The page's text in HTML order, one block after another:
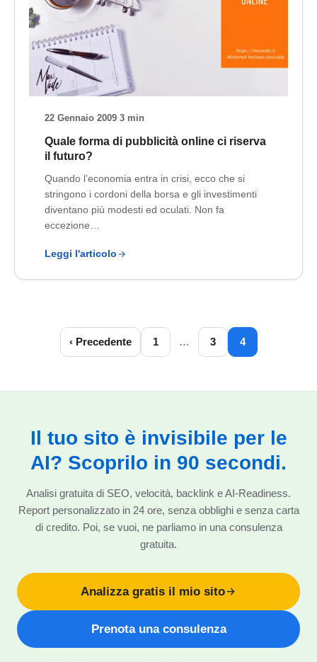
22 Gennaio 2009·3 min
Quale forma di pubblicità online ci riserva
il futuro?
Quando l’economia entra in crisi, ecco che si
stringono i cordoni della borsa e gli investimenti
diventano più modesti ed oculati. Non fa
eccezione…
Leggi l'articolo
‹ Precedente 1 … 3 4
Il tuo sito è invisibile per le
AI? Scoprilo in 90 secondi.
Analisi gratuita di SEO, velocità, backlink e AI-Readiness.
Report personalizzato in 24 ore, senza obblighi e senza carta
di credito. Poi, se vuoi, ne parliamo in una consulenza
gratuita.
Analizza gratis il mio sito
Prenota una consulenza